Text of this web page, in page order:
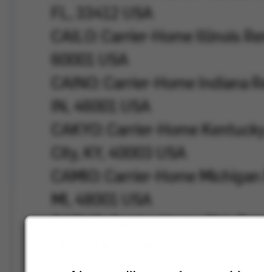
FL, 33412 USA
CAILO: Carrier-Home Illinois
60001 USA
CAINO: Carrier-Home Indiana
IN, 46001 USA
CAKYO: Carrier-Home
City, KY, 40003 USA
CAMIO: Carrier-Home
MI, 48001 USA
CAOHO: Carrier-Home Ohio